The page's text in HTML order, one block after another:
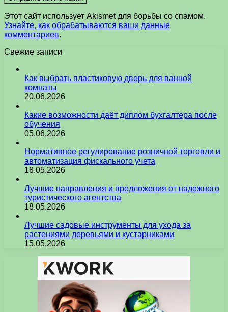
Этот сайт использует Akismet для борьбы со спамом.
Узнайте, как обрабатываются ваши данные
комментариев.
Свежие записи
Как выбрать пластиковую дверь для ванной
комнаты
20.06.2026
Какие возможности даёт диплом бухгалтера после
обучения
05.06.2026
Нормативное регулирование розничной торговли и
автоматизация фискального учета
18.05.2026
Лучшие направления и предложения от надежного
туристического агентства
18.05.2026
Лучшие садовые инструменты для ухода за
растениями деревьями и кустарниками
15.05.2026